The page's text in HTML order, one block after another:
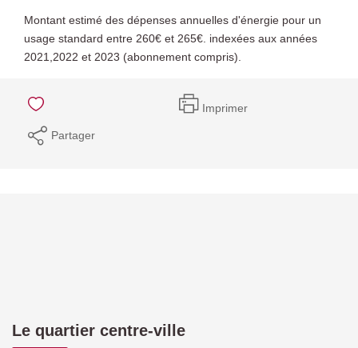
Montant estimé des dépenses annuelles d'énergie pour un
usage standard entre 260€ et 265€. indexées aux années
2021,2022 et 2023 (abonnement compris).
Imprimer
Partager
Le quartier centre-ville